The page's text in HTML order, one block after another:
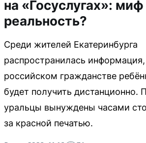
на «Госуслугах»:
реальность?
Среди жителей Екатеринбурга
распространилась
российском гражданстве
будет получить дистанционно.
уральцы вынуждены часами
за красной печатью.